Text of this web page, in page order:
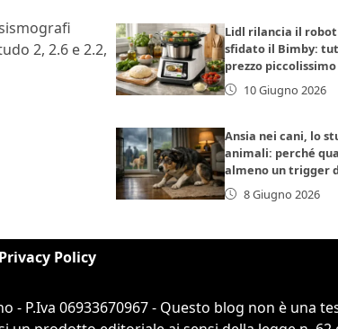
2, 2.6 e 2.2,
Lidl rilancia il robot
sfidato il Bimby:
prezzo piccolissimo
10 Giugno 2026
Ansia nei cani, lo
animali: perché
almeno un trigger
8 Giugno 2026
Privacy Policy
- P.Iva 06933670967 - Questo blog non è una